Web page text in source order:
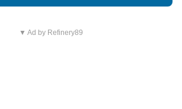
▼ Ad by Refinery89